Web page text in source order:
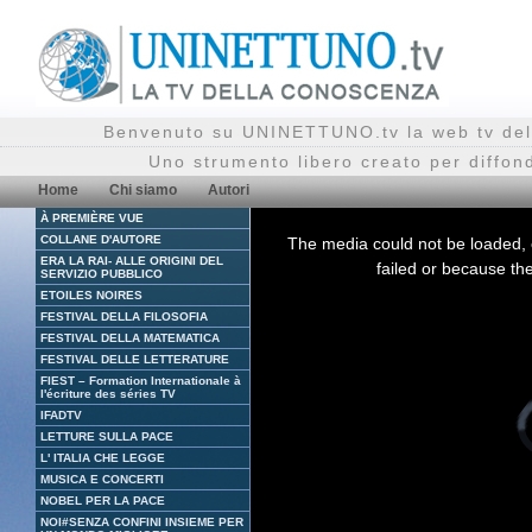
Benvenuto su UNINETTUNO.tv la web tv
Uno strumento libero creato per
Home Chi siamo Autori
À PREMIÈRE VUE
COLLANE D'AUTORE
ERA LA RAI- ALLE ORIGINI DEL
SERVIZIO PUBBLICO
ETOILES NOIRES
FESTIVAL DELLA FILOSOFIA
FESTIVAL DELLA MATEMATICA
FESTIVAL DELLE LETTERATURE
FIEST – Formation Internationale à
l'écriture des séries TV
IFADTV
LETTURE SULLA PACE
L' ITALIA CHE LEGGE
MUSICA E CONCERTI
NOBEL PER LA PACE
NOI#SENZA CONFINI INSIEME PER
is
The media could not be
failed or because